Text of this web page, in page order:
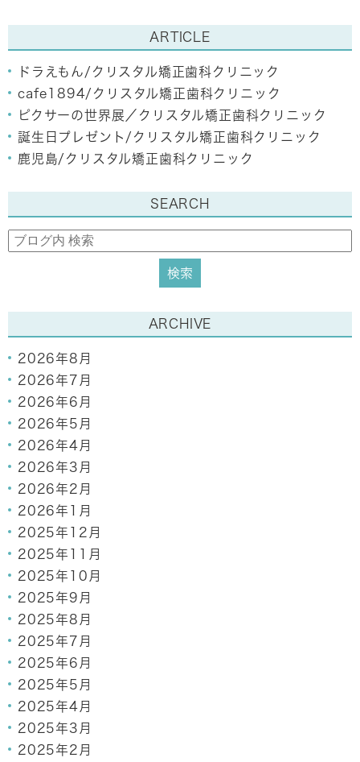
ARTICLE
ドラえもん/クリスタル矯正歯科クリニック
cafe1894/クリスタル矯正歯科クリニック
ピクサーの世界展／クリスタル矯正歯科クリニック
誕生日プレゼント/クリスタル矯正歯科クリニック
鹿児島/クリスタル矯正歯科クリニック
SEARCH
ARCHIVE
2026年8月
2026年7月
2026年6月
2026年5月
2026年4月
2026年3月
2026年2月
2026年1月
2025年12月
2025年11月
2025年10月
2025年9月
2025年8月
2025年7月
2025年6月
2025年5月
2025年4月
2025年3月
2025年2月